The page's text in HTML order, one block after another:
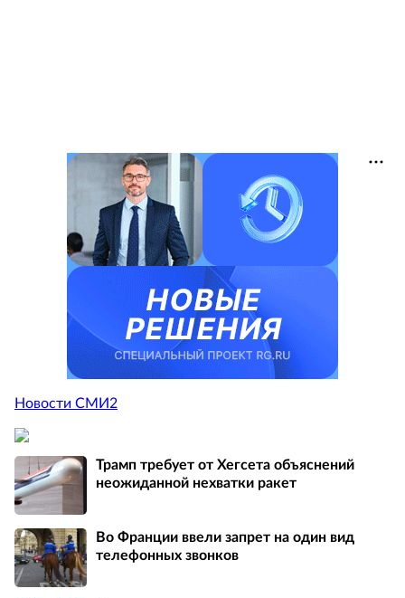
Новости СМИ2
Трамп требует от Хегсета объяснений
неожиданной нехватки ракет
Во Франции ввели запрет на один вид
телефонных звонков